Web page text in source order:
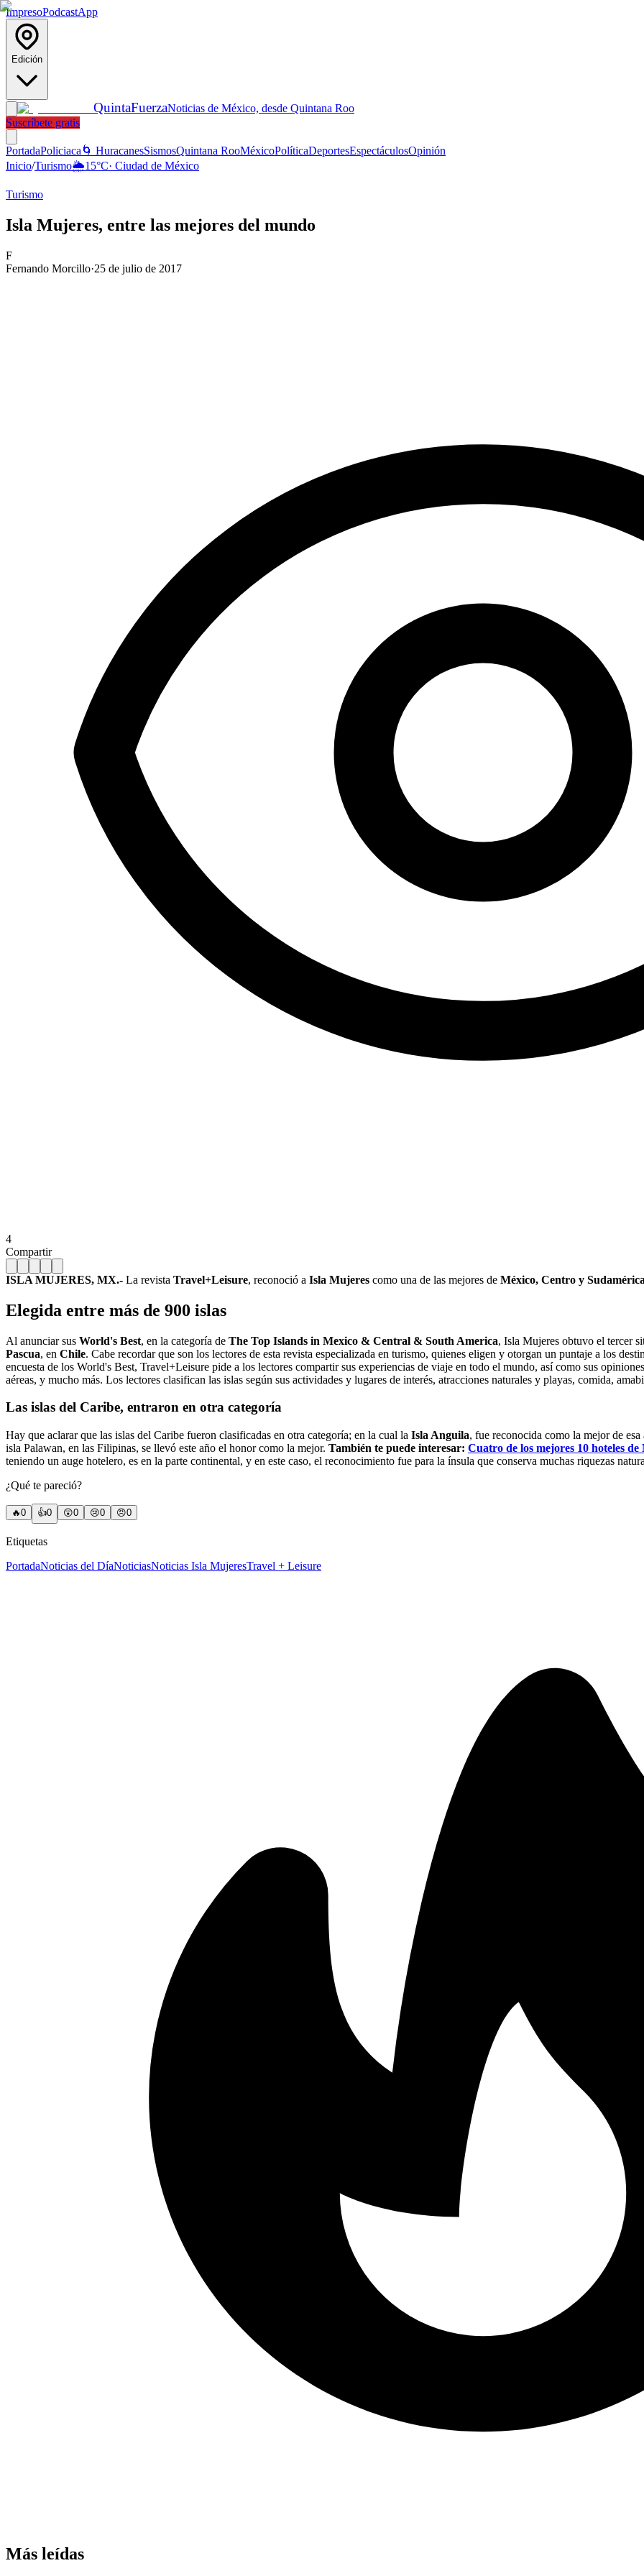
ImpresoPodcastApp
Edición
QuintaFuerzaNoticias de México, desde Quintana Roo
Suscríbete gratis
PortadaPoliciaca 🌀 HuracanesSismosQuintana RooMéxicoPolíticaDeportesEspectáculosOpinión
Inicio/Turismo🌦️15°C· Ciudad de México
Turismo
Isla Mujeres, entre las mejores del mundo
F
Fernando Morcillo·25 de julio de 2017
4
Compartir
ISLA MUJERES, MX.- La revista Travel+Leisure, reconoció a Isla Mujeres como una de las mejores de México, Centro y
Elegida entre más de 900 islas
Al anunciar sus World's Best, en la categoría de The Top Islands in Mexico & Central & South America, Isla Mujeres obtuvo el tercer
Pascua, en Chile. Cabe recordar que son los lectores de esta revista especializada en turismo, quienes eligen y otorgan un puntaje a los
encuesta de los World's Best, Travel+Leisure pide a los lectores compartir sus experiencias de viaje en todo el mundo, así como sus
aéreas, y mucho más. Los lectores clasifican las islas según sus actividades y lugares de interés, atracciones naturales y playas, comida,
Las islas del Caribe, entraron en otra categoría
Hay que aclarar que las islas del Caribe fueron clasificadas en otra categoría; en la cual la Isla Anguila, fue reconocida como la mejor de
isla Palawan, en las Filipinas, se llevó este año el honor como la mejor. También te puede interesar: Cuatro de los mejores 10 hoteles
teniendo un auge hotelero, es en la parte continental, y en este caso, el reconocimiento fue para la ínsula que conserva muchas riquezas
¿Qué te pareció?
🔥0 👍0 😲0 😢0 😠0
Etiquetas
PortadaNoticias del DíaNoticiasNoticias Isla MujeresTravel + Leisure
Más leídas